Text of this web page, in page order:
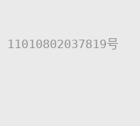
11010802037819号